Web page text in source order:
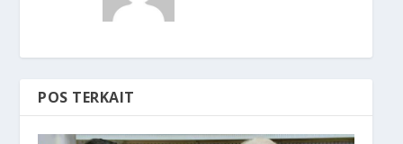
POS TERKAIT